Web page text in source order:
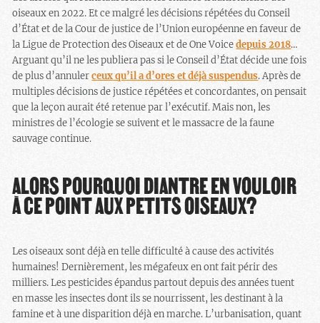
oiseaux en 2022. Et ce malgré les décisions répétées du Conseil
d’État et de la Cour de justice de l’Union européenne en faveur de
la Ligue de Protection des Oiseaux et de One Voicedepuis 2018…
Arguant qu’il ne les publiera pas si le Conseil d’État décide une fois
de plus d’annulerceux qu’il a d’ores et déjà suspendus. Après de
multiples décisions de justice répétées et concordantes, on pensait
que la leçon aurait été retenue par l’exécutif. Mais non, les
ministres de l’écologie se suivent et le massacre de la faune
sauvage continue.
ALORS POURQUOI DIANTRE EN VOULOIR
À CE POINT AUX PETITS OISEAUX?
Les oiseaux sont déjà en telle difficulté à cause des activités
humaines! Dernièrement, les mégafeux en ont fait périr des
milliers. Les pesticides épandus partout depuis des années tuent
en masse les insectes dont ils se nourrissent, les destinant à la
famine et à une disparition déjà en marche. L’urbanisation, quant